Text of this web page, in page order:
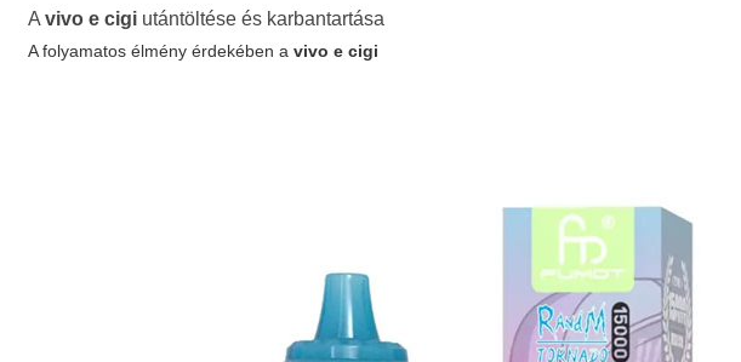
Avivo e cigi utántöltése és karbantartása
A folyamatos élmény érdekében avivo e cigi